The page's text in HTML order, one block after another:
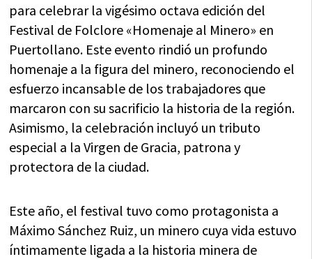
para celebrar la vigésimo octava edición del
Festival de Folclore «Homenaje al Minero» en
Puertollano. Este evento rindió un profundo
homenaje a la figura del minero, reconociendo el
esfuerzo incansable de los trabajadores que
marcaron con su sacrificio la historia de la región.
Asimismo, la celebración incluyó un tributo
especial a la Virgen de Gracia, patrona y
protectora de la ciudad.
Este año, el festival tuvo como protagonista a
Máximo Sánchez Ruiz, un minero cuya vida estuvo
íntimamente ligada a la historia minera de